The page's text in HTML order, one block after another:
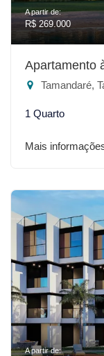
A partir de:
R$ 269.000
Apartamento
Tamandaré,
1 Quarto
Mais
A partir de: